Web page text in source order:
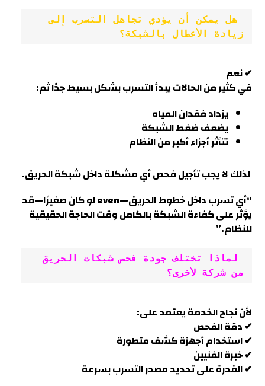
هل يمكن أن يؤدي تجاهل التسرب إلى
زيادة الأعطال بالشبكة؟
✔ نعم
في كثير من الحالات يبدأ التسرب بشكل بسيط جدًا ثم:
يزداد فقدان المياه
يضعف ضغط الشبكة
تتأثر أجزاء أكبر من النظام
لذلك لا يجب تأجيل فحص أي مشكلة داخل شبكة الحريق.
“أي تسرب داخل خطوط الحريق—even لو كان صغيرًا—قد
يؤثر على كفاءة الشبكة بالكامل وقت الحاجة الحقيقية
للنظام.”
لماذا تختلف جودة فحص شبكات الحريق
من شركة لأخرى؟
لأن نجاح الخدمة يعتمد على:
✔ دقة الفحص
✔ استخدام أجهزة كشف متطورة
✔ خبرة الفنيين
✔ القدرة على تحديد مصدر التسرب بسرعة